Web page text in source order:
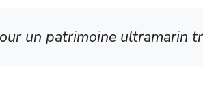
un patrimoine ultramarin